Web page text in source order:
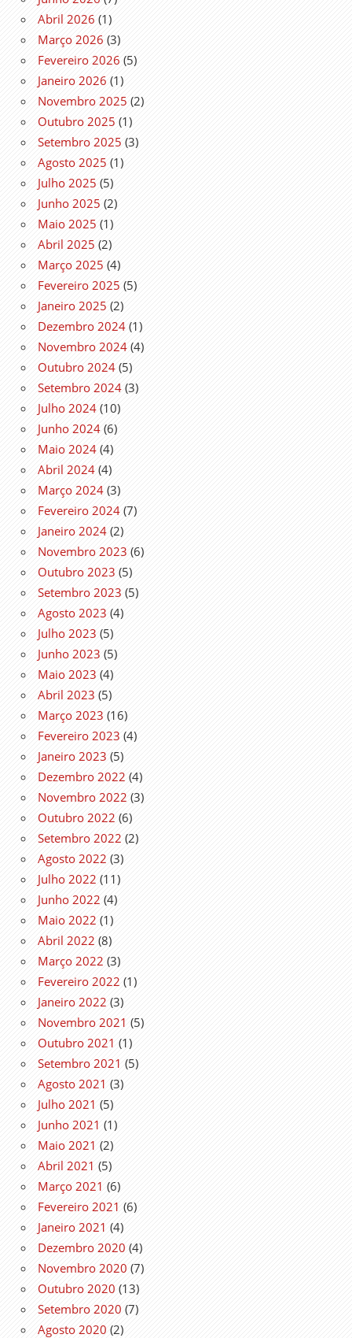
Abril 2026 (1)
Março 2026 (3)
Fevereiro 2026 (5)
Janeiro 2026 (1)
Novembro 2025 (2)
Outubro 2025 (1)
Setembro 2025 (3)
Agosto 2025 (1)
Julho 2025 (5)
Junho 2025 (2)
Maio 2025 (1)
Abril 2025 (2)
Março 2025 (4)
Fevereiro 2025 (5)
Janeiro 2025 (2)
Dezembro 2024 (1)
Novembro 2024 (4)
Outubro 2024 (5)
Setembro 2024 (3)
Julho 2024 (10)
Junho 2024 (6)
Maio 2024 (4)
Abril 2024 (4)
Março 2024 (3)
Fevereiro 2024 (7)
Janeiro 2024 (2)
Novembro 2023 (6)
Outubro 2023 (5)
Setembro 2023 (5)
Agosto 2023 (4)
Julho 2023 (5)
Junho 2023 (5)
Maio 2023 (4)
Abril 2023 (5)
Março 2023 (16)
Fevereiro 2023 (4)
Janeiro 2023 (5)
Dezembro 2022 (4)
Novembro 2022 (3)
Outubro 2022 (6)
Setembro 2022 (2)
Agosto 2022 (3)
Julho 2022 (11)
Junho 2022 (4)
Maio 2022 (1)
Abril 2022 (8)
Março 2022 (3)
Fevereiro 2022 (1)
Janeiro 2022 (3)
Novembro 2021 (5)
Outubro 2021 (1)
Setembro 2021 (5)
Agosto 2021 (3)
Julho 2021 (5)
Junho 2021 (1)
Maio 2021 (2)
Abril 2021 (5)
Março 2021 (6)
Fevereiro 2021 (6)
Janeiro 2021 (4)
Dezembro 2020 (4)
Novembro 2020 (7)
Outubro 2020 (13)
Setembro 2020 (7)
Agosto 2020 (2)